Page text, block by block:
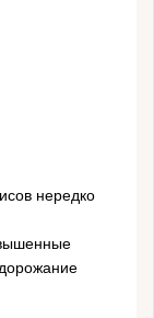
нередко